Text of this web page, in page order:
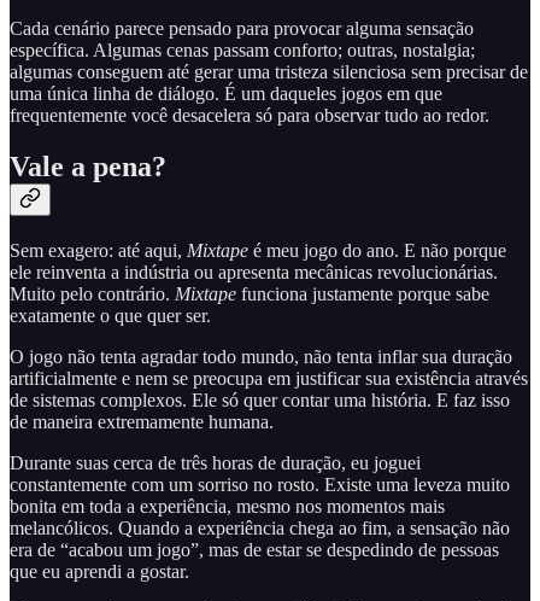
Cada cenário parece pensado para provocar alguma sensação
específica. Algumas cenas passam conforto; outras, nostalgia;
algumas conseguem até gerar uma tristeza silenciosa sem precisar de
uma única linha de diálogo. É um daqueles jogos em que
frequentemente você desacelera só para observar tudo ao redor.
Vale a pena?
Sem exagero: até aqui, Mixtape é meu jogo do ano. E não porque
ele reinventa a indústria ou apresenta mecânicas revolucionárias.
Muito pelo contrário. Mixtape funciona justamente porque sabe
exatamente o que quer ser.
O jogo não tenta agradar todo mundo, não tenta inflar sua duração
artificialmente e nem se preocupa em justificar sua existência através
de sistemas complexos. Ele só quer contar uma história. E faz isso
de maneira extremamente humana.
Durante suas cerca de três horas de duração, eu joguei
constantemente com um sorriso no rosto. Existe uma leveza muito
bonita em toda a experiência, mesmo nos momentos mais
melancólicos. Quando a experiência chega ao fim, a sensação não
era de “acabou um jogo”, mas de estar se despedindo de pessoas
que eu aprendi a gostar.